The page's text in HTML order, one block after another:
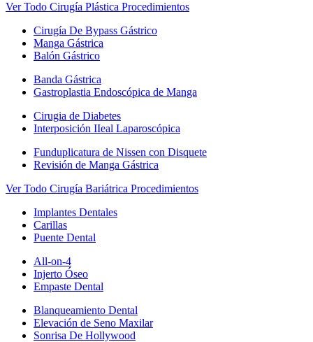
Ver Todo Cirugía Plástica Procedimientos
Cirugía De Bypass Gástrico
Manga Gástrica
Balón Gástrico
Banda Gástrica
Gastroplastia Endoscópica de Manga
Cirugia de Diabetes
Interposición IIeal Laparoscópica
Funduplicatura de Nissen con Disquete
Revisión de Manga Gástrica
Ver Todo Cirugía Bariátrica Procedimientos
Implantes Dentales
Carillas
Puente Dental
All-on-4
Injerto Óseo
Empaste Dental
Blanqueamiento Dental
Elevación de Seno Maxilar
Sonrisa De Hollywood